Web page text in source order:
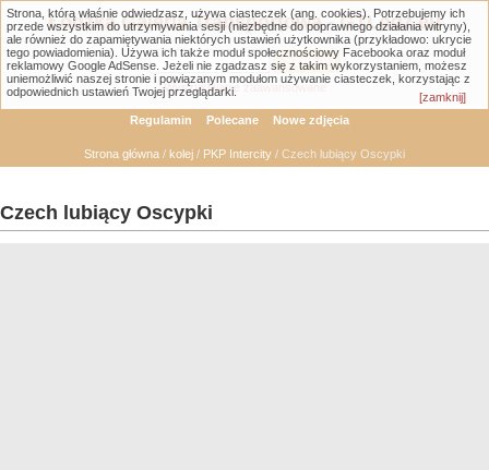
Łódzka Galeria Transportowa - GTLodz.eu
Wyszukiwanie zaawansowane
Regulamin Polecane Nowe zdjęcia
Strona główna / kolej / PKP Intercity / Czech lubiący Oscypki
Czech lubiący Oscypki
Strona, którą właśnie odwiedzasz, używa ciasteczek (ang. cookies). Potrzebujemy ich
przede wszystkim do utrzymywania sesji (niezbędne do poprawnego działania witryny),
ale również do zapamiętywania niektórych ustawień użytkownika (przykładowo: ukrycie
tego powiadomienia). Używa ich także moduł społecznościowy Facebooka oraz moduł
reklamowy Google AdSense. Jeżeli nie zgadzasz się z takim wykorzystaniem, możesz
uniemożliwić naszej stronie i powiązanym modułom używanie ciasteczek, korzystając z
odpowiednich ustawień Twojej przeglądarki.
[zamknij]